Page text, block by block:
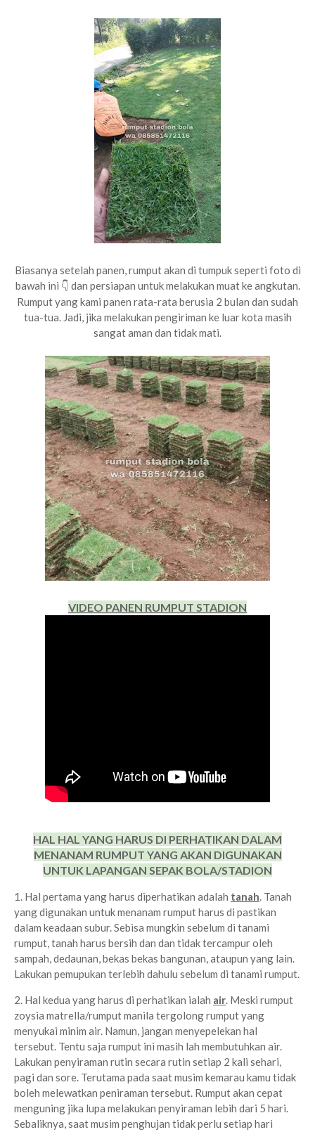
Biasanya setelah panen, rumput akan di tumpuk seperti foto di
bawah ini 👇 dan persiapan untuk melakukan muat ke angkutan.
Rumput yang kami panen rata-rata berusia 2 bulan dan sudah
tua-tua. Jadi, jika melakukan pengiriman ke luar kota masih
sangat aman dan tidak mati.
VIDEO PANEN RUMPUT STADION
HAL HAL YANG HARUS DI PERHATIKAN DALAM
MENANAM RUMPUT YANG AKAN DIGUNAKAN
UNTUK LAPANGAN SEPAK BOLA/STADION
1. Hal pertama yang harus diperhatikan adalah tanah. Tanah
yang digunakan untuk menanam rumput harus di pastikan
dalam keadaan subur. Sebisa mungkin sebelum di tanami
rumput, tanah harus bersih dan dan tidak tercampur oleh
sampah, dedaunan, bekas bekas bangunan, ataupun yang lain.
Lakukan pemupukan terlebih dahulu sebelum di tanami rumput.
2. Hal kedua yang harus di perhatikan ialah air. Meski rumput
zoysia matrella/rumput manila tergolong rumput yang
menyukai minim air. Namun, jangan menyepelekan hal
tersebut. Tentu saja rumput ini masih lah membutuhkan air.
Lakukan penyiraman rutin secara rutin setiap 2 kali sehari,
pagi dan sore. Terutama pada saat musim kemarau kamu tidak
boleh melewatkan peniraman tersebut. Rumput akan cepat
menguning jika lupa melakukan penyiraman lebih dari 5 hari.
Sebaliknya, saat musim penghujan tidak perlu setiap hari